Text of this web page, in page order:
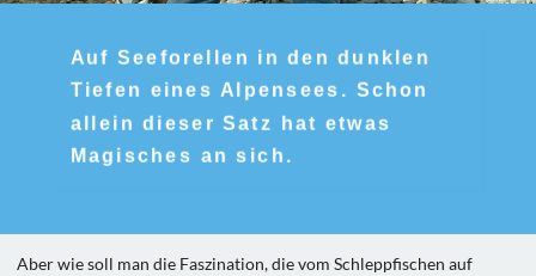
Auf Seeforellen in den dunklen
Tiefen eines Alpensees. Schon
allein dieser Satz hat etwas
Magisches an sich.
Aber wie soll man die Faszination, die vom Schleppfischen auf